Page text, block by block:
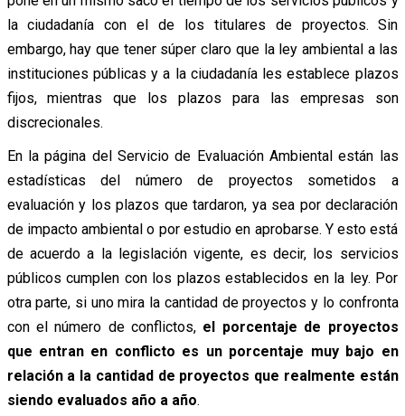
la ciudadanía con el de los titulares de proyectos. Sin
embargo, hay que tener súper claro que la ley ambiental a las
instituciones públicas y a la ciudadanía les establece plazos
fijos, mientras que los plazos para las empresas son
discrecionales.
En la página del Servicio de Evaluación Ambiental están las
estadísticas del número de proyectos sometidos a
evaluación y los plazos que tardaron, ya sea por declaración
de impacto ambiental o por estudio en aprobarse. Y esto está
de acuerdo a la legislación vigente, es decir, los servicios
públicos cumplen con los plazos establecidos en la ley. Por
otra parte, si uno mira la cantidad de proyectos y lo confronta
con el número de conflictos, el porcentaje de proyectos
que entran en conflicto es un porcentaje muy bajo en
relación a la cantidad de proyectos que realmente están
siendo evaluados año a año.